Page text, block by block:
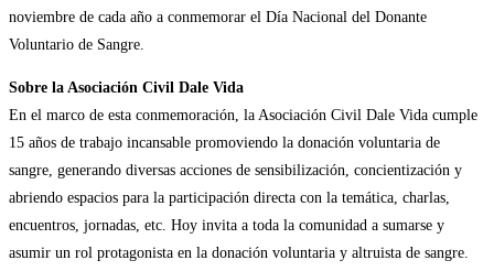
noviembre de cada año a conmemorar el Día Nacional del Donante
Voluntario de Sangre.
Sobre la Asociación Civil Dale Vida
En el marco de esta conmemoración, la Asociación Civil Dale Vida cumple
15 años de trabajo incansable promoviendo la donación voluntaria de
sangre, generando diversas acciones de sensibilización, concientización y
abriendo espacios para la participación directa con la temática, charlas,
encuentros, jornadas, etc. Hoy invita a toda la comunidad a sumarse y
asumir un rol protagonista en la donación voluntaria y altruista de sangre.